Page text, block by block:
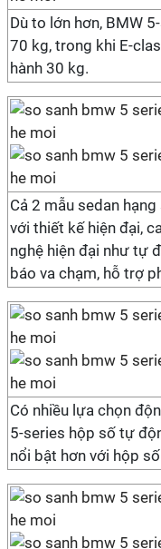
Dù to lớn hơn, BMW
70 kg, trong khi E-
hành 30 kg.
Cả 2 mẫu sedan
với thiết kế hiện đại,
nghệ hiện đại như tự
báo va chạm, hỗ trợ
Có nhiều lựa chọn
5-series hộp số tự
nổi bật hơn với hộp